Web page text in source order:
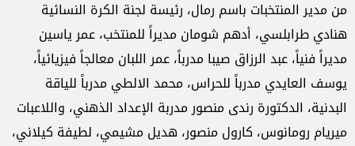
من مدير المنتخبات باسم رمال، رئيسة لجنة الكرة النسائية
هنادي طرابلسي، أدهم شومان مديراً للمنتخب، عمر ياسين
مديراً فنياً، عبد الرزاق صيبا مدرباً، عمر اللبان معالجاً فيزيائياً،
يوسف العايدي مدرباً للحراس، محمد الالطي مدرباً للياقة
البدنية، الدكتورة رندى منصور مدربة الإعداد الذهني، واللاعبات
ميريام رومانوس، كارول منصور، هديل مشيمي، لطيفة كيلاني،